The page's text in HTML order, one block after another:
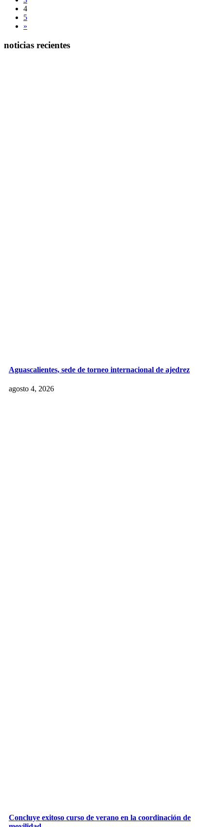
4
5
»
noticias recientes
Aguascalientes, sede de torneo internacional de ajedrez
agosto 4, 2026
Concluye exitoso curso de verano en la coordinación de